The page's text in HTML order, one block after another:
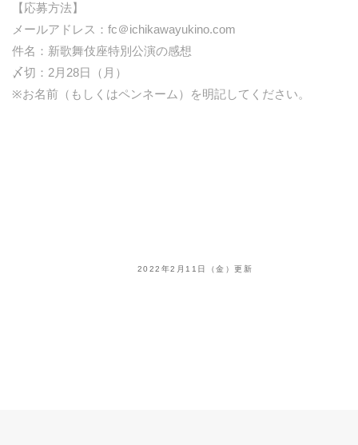
【応募方法】
メールアドレス：fc＠ichikawayukino.com
件名：新歌舞伎座特別公演の感想
〆切：2月28日（月）
※お名前（もしくはペンネーム）を明記してください。
2022年2月11日（金）更新